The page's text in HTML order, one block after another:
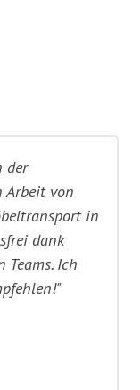
der
Arbeit von
in
dank
Ich